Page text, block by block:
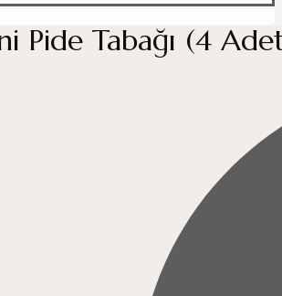
Pide Tabağı (4